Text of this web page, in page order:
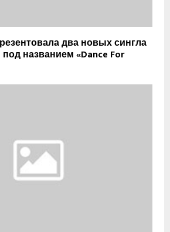
два новых сингла
названием «Dance For